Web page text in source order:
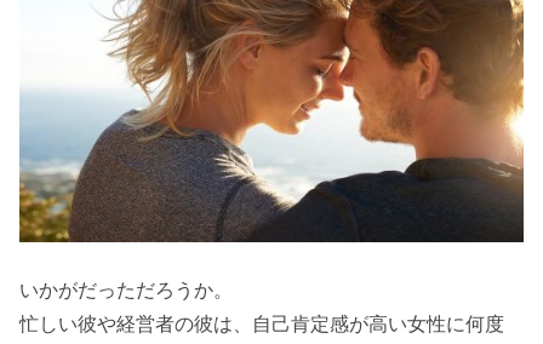
いかがだっただろうか。
忙しい彼や経営者の彼は、自己肯定感が高い女性に何度